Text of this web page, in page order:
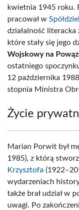
kwietnia 1945 roku.
pracował w
działalność literacka
które stały się jego
Wojskowy na
ostatniego
12 października
stopnia Ministra
Życie
Marian Porwit był
1985), z którą
Krzysztofa
wydarzeniach
także brał udział w
uwagi. Po